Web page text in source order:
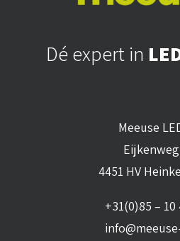
Dé expert in
Meeuse
4451 HV
+31(0)85 – 10